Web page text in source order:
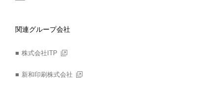
関連グループ会社
株式会社ITP
新和印刷株式会社